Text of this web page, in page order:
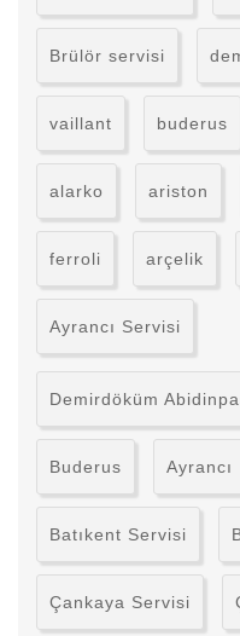
Brülör servisi
vaillant buderus
alarko ariston
ferroli arçelik
Ayrancı Servisi
Demirdöküm
Buderus Ayrancı
Batıkent Servisi
Çankaya Servisi